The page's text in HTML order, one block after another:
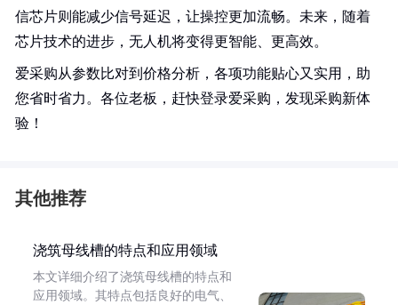
信芯片则能减少信号延迟，让操控更加流畅。未来，随着
芯片技术的进步，无人机将变得更智能、更高效。
爱采购从参数比对到价格分析，各项功能贴心又实用，助
您省时省力。各位老板，赶快登录爱采购，发现采购新体
验！
其他推荐
浇筑母线槽的特点和应用领域
本文详细介绍了浇筑母线槽的特点和
应用领域。其特点包括良好的电气、